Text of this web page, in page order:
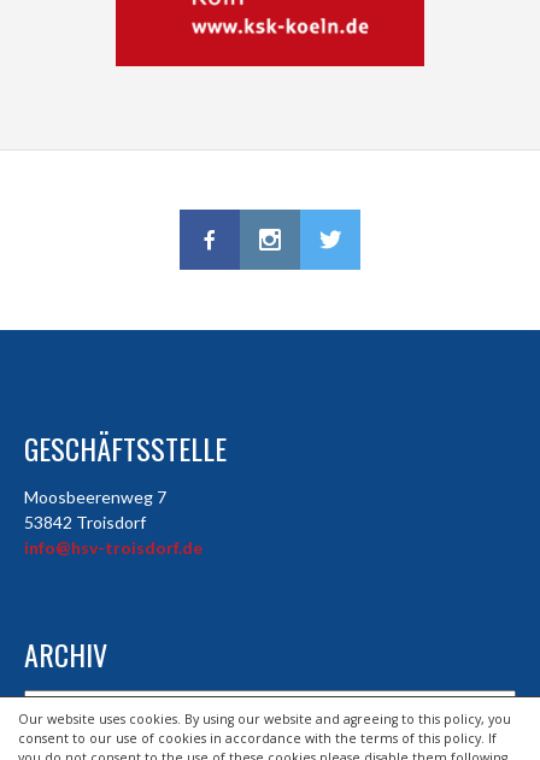
Our website uses cookies. By using our website and agreeing to this policy, you
consent to our use of cookies in accordance with the terms of this policy. If
GESCHÄFTSSTELLE
Moosbeerenweg 7
53842 Troisdorf
info@hsv-troisdorf.de
ARCHIV
Archiv